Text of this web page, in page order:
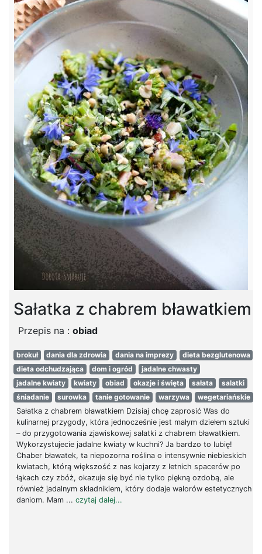
Sałatka z chabrem bławatkiem
Przepis na : obiad
brokuł dania dla zdrowia dania na imprezy
dieta bezglutenowa
dieta odchudzająca
dom i ogród
jadalne chwasty
jadalne kwiaty
kwiaty obiad okazje i święta sałata
salatki
śniadanie
surowka tanie gotowanie warzywa
wegetariańskie
Sałatka z chabrem bławatkiem Dzisiaj chcę zaprosić Was do
kulinarnej przygody, która jednocześnie jest małym dziełem sztuki
– do przygotowania zjawiskowej sałatki z chabrem bławatkiem.
Wykorzystujecie jadalne kwiaty w kuchni? Ja bardzo to lubię!
Chaber bławatek, ta niepozorna roślina o intensywnie niebieskich
kwiatach, którą większość z nas kojarzy z letnich spacerów po
łąkach czy zbóż, okazuje się być nie tylko piękną ozdobą, ale
również jadalnym składnikiem, który dodaje walorów estetycznych
daniom. Mam ... czytaj dalej...